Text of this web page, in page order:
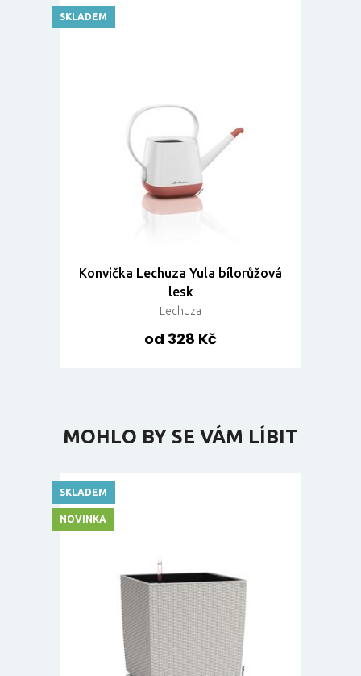
Konvička Lechuza Yula bílorůžová
lesk
Lechuza
od 328 Kč
SKLADEM
MOHLO BY SE VÁM LÍBIT
SKLADEM
NOVINKA